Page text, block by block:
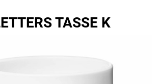
TASSE K